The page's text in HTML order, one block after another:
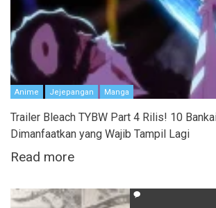
Anime Jejepangan Manga
Trailer Bleach TYBW Part 4 Rilis! 10
Dimanfaatkan yang Wajib Tampil Lagi
Read more